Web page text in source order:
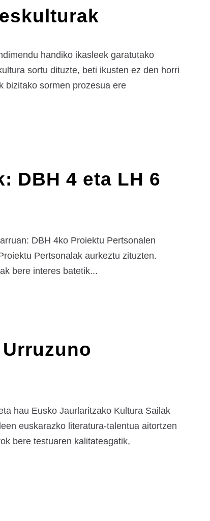
handiko ikasleek garatutako
sortu dituzte, beti ikusten ez den horri
bizitako sormen prozesua ere
DBH 4 eta LH 6
DBH 4ko Proiektu Pertsonalen
Pertsonalak aurkeztu zituzten.
bere interes batetik...
hau Eusko Jaurlaritzako Kultura Sailak
euskarazko literatura-talentua aitortzen
bere testuaren kalitateagatik,